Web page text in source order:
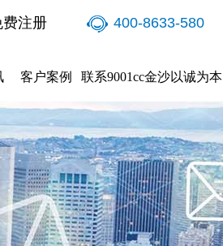
费注册 400-8633-580
客户案例 联系9001cc金沙以诚为本